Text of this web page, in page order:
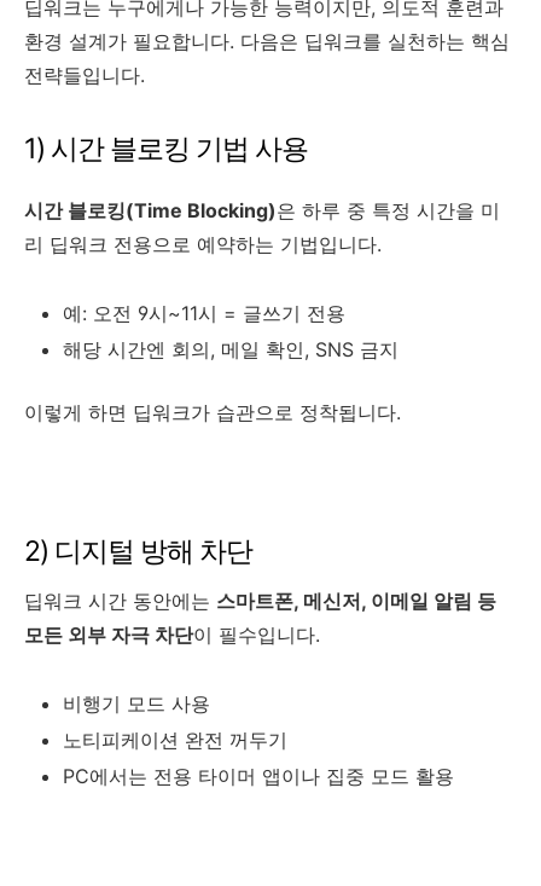
딥워크는 누구에게나 가능한 능력이지만, 의도적 훈련과
환경 설계가 필요합니다. 다음은 딥워크를 실천하는 핵심
전략들입니다.
1) 시간 블로킹 기법 사용
시간 블로킹(Time Blocking)은 하루 중 특정 시간을 미
리 딥워크 전용으로 예약하는 기법입니다.
예: 오전 9시~11시 = 글쓰기 전용
해당 시간엔 회의, 메일 확인, SNS 금지
이렇게 하면 딥워크가 습관으로 정착됩니다.
2) 디지털 방해 차단
딥워크 시간 동안에는 스마트폰, 메신저, 이메일 알림 등
모든 외부 자극 차단이 필수입니다.
비행기 모드 사용
노티피케이션 완전 꺼두기
PC에서는 전용 타이머 앱이나 집중 모드 활용